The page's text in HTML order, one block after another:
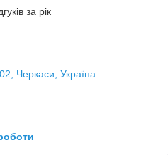
за рік
Черкаси, Україна